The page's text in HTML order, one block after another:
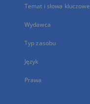
Temat i słowa kluczowe
Wydawca
Typ zasobu
Język
Prawa